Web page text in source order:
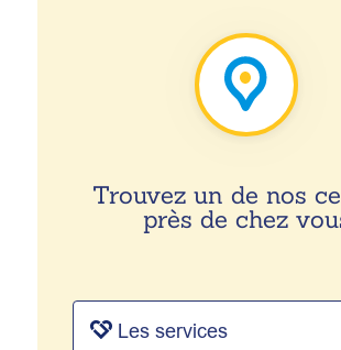
Trouvez un de nos
près de chez